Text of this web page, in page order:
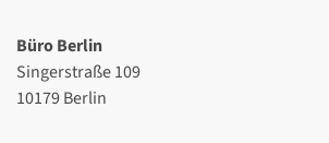
Büro Berlin
Singerstraße 109
10179 Berlin